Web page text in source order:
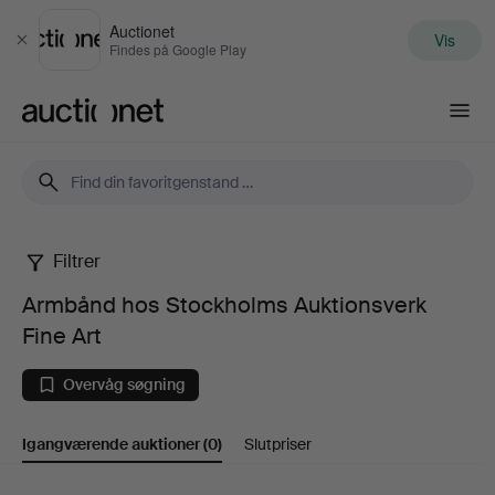
Luk
Auctionet
Findes på Google Play Vis
Armbånd
hos
Stockholms
Auktionsverk
Filtrer
Armbånd hos Stockholms Auktionsverk
Fine Art
Overvåg søgning
Igangværende auktioner(0) Slutpriser